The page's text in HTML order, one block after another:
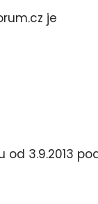
je
3.9.2013 pod